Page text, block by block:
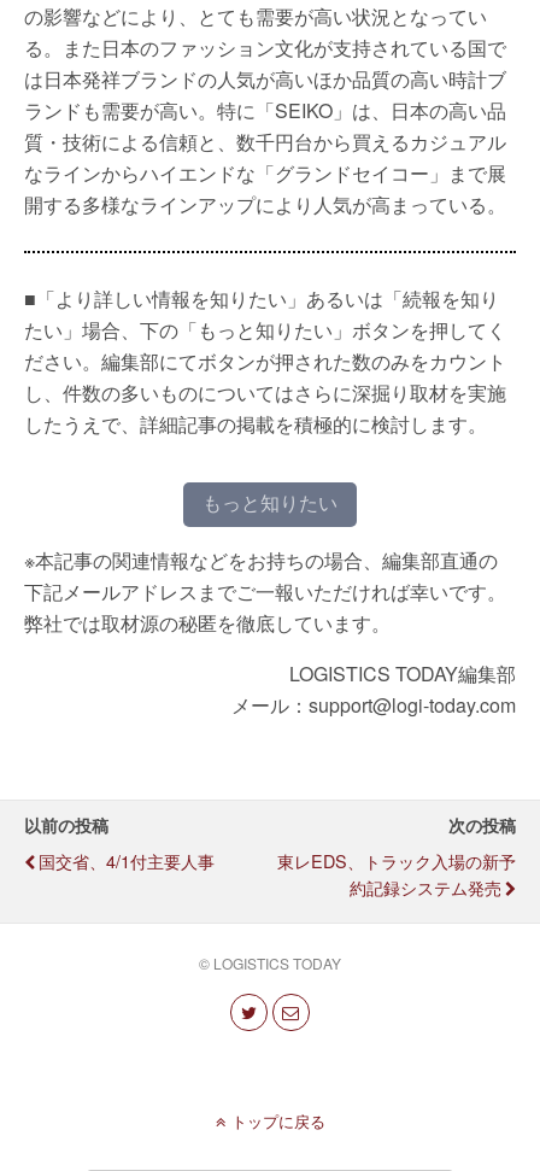
の影響などにより、とても需要が高い状況となってい
る。また日本のファッション文化が支持されている国で
は日本発祥ブランドの人気が高いほか品質の高い時計ブ
ランドも需要が高い。特に「SEIKO」は、日本の高い品
質・技術による信頼と、数千円台から買えるカジュアル
なラインからハイエンドな「グランドセイコー」まで展
開する多様なラインアップにより人気が高まっている。
■「より詳しい情報を知りたい」あるいは「続報を知り
たい」場合、下の「もっと知りたい」ボタンを押してく
ださい。編集部にてボタンが押された数のみをカウント
し、件数の多いものについてはさらに深掘り取材を実施
したうえで、詳細記事の掲載を積極的に検討します。
もっと知りたい
※本記事の関連情報などをお持ちの場合、編集部直通の
下記メールアドレスまでご一報いただければ幸いです。
弊社では取材源の秘匿を徹底しています。
LOGISTICS TODAY編集部
メール：support@logi-today.com
以前の投稿
国交省、4/1付主要人事
次の投稿
東レEDS、トラック入場の新予
約記録システム発売
© LOGISTICS TODAY
トップに戻る